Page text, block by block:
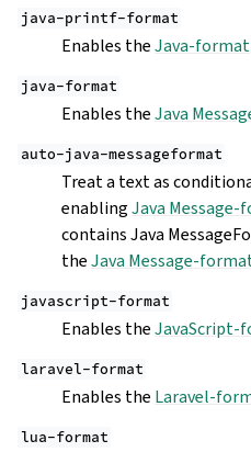
java-printf-format
Enables theJava-format
java-format
Enables theJava
auto-java-messageformat
Treat a text as
enablingJava
contains Java
theJava Message-
javascript-format
Enables theJavaScript-
laravel-format
Enables the Laravel-
lua-format